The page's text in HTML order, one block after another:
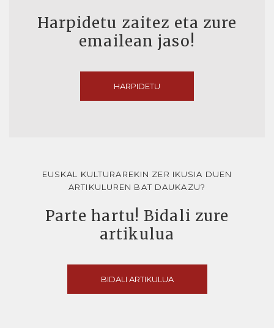
Harpidetu zaitez eta zure
emailean jaso!
HARPIDETU
EUSKAL KULTURAREKIN ZER IKUSIA DUEN
ARTIKULUREN BAT DAUKAZU?
Parte hartu! Bidali zure
artikulua
BIDALI ARTIKULUA